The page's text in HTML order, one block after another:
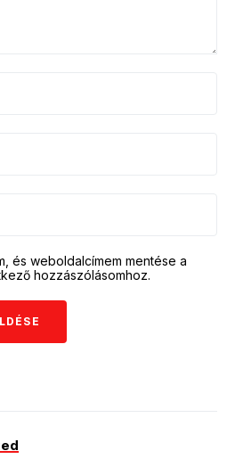
és weboldalcímem mentése a
hozzászólásomhoz.